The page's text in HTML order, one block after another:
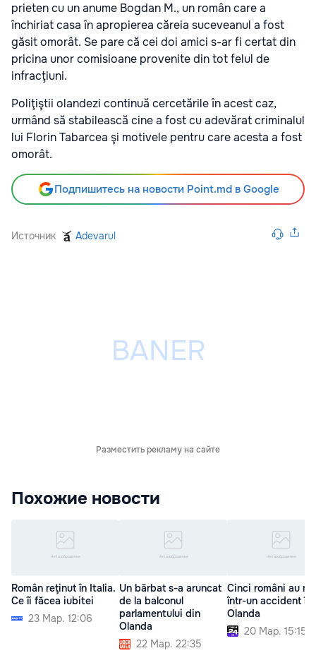
prieten cu un anume Bogdan M., un român care a
închiriat casa în apropierea căreia suceveanul a fost
găsit omorât. Se pare că cei doi amici s-ar fi certat din
pricina unor comisioane provenite din tot felul de
infracţiuni.
Poliţiştii olandezi continuă cercetările în acest caz,
urmând să stabilească cine a fost cu adevărat criminalul
lui Florin Tabarcea şi motivele pentru care acesta a fost
omorât.
Подпишитесь на новости Point.md в Google
Источник Adevarul
Разместить рекламу на сайте
Похожие новости
Român reţinut în Italia.
Ce îi făcea iubitei
23 Мар. 12:06
Un bărbat s-a aruncat
de la balconul
parlamentului din
Olanda
22 Мар. 22:35
Cinci români au
într-un accident în
Olanda
20 Мар. 15:15